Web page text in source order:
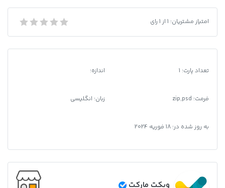
هلند
عدددانلود قبض اینترنت هلند
امتیاز مشتریان: 1 از1 رای
تعداد پارت: 1 اندازه:
فرمت:
zip,psd زبان: انگلیسی
به روز شده در: 18 فوریه 2024
ویکت مارکت